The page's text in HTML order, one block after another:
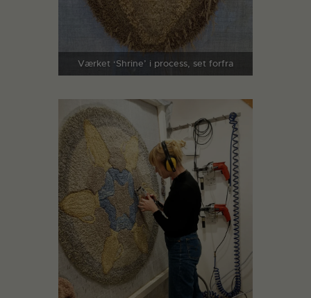
Værket ‘Shrine’ i process, set forfra